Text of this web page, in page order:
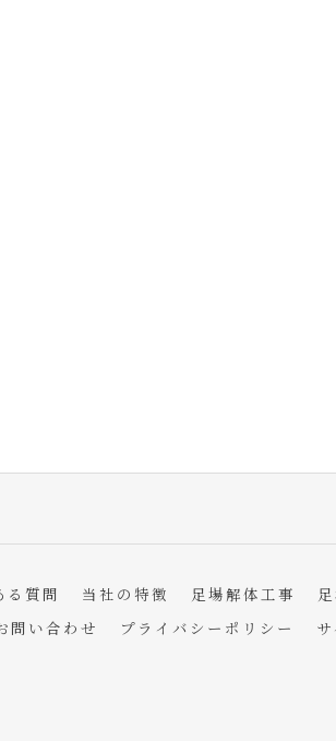
る質問 当社の特徴 足場解体工事
問い合わせ プライバシーポリシー